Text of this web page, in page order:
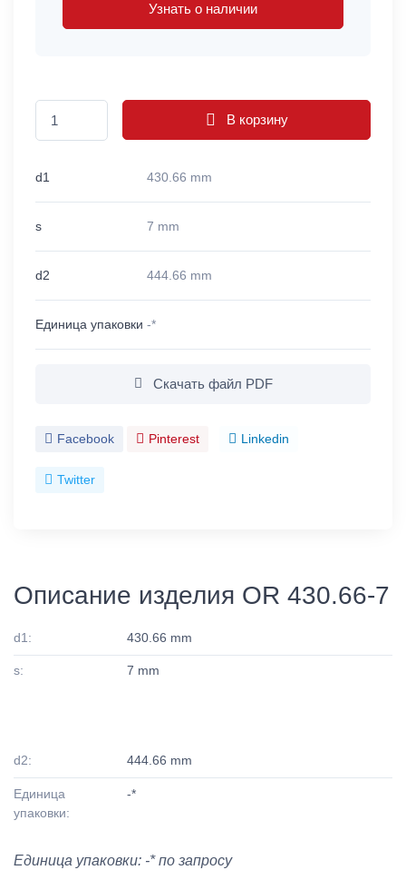
Узнать о наличии
В корзину
d1 430.66 mm
s 7 mm
d2 444.66 mm
Единица упаковки -*
Скачать файл PDF
Facebook Pinterest Linkedin
Twitter
Описание изделия OR 430.66-7
d1: 430.66 mm
s: 7 mm
d2: 444.66 mm
Единица
упаковки:
-*
Единица упаковки: -* по запросу